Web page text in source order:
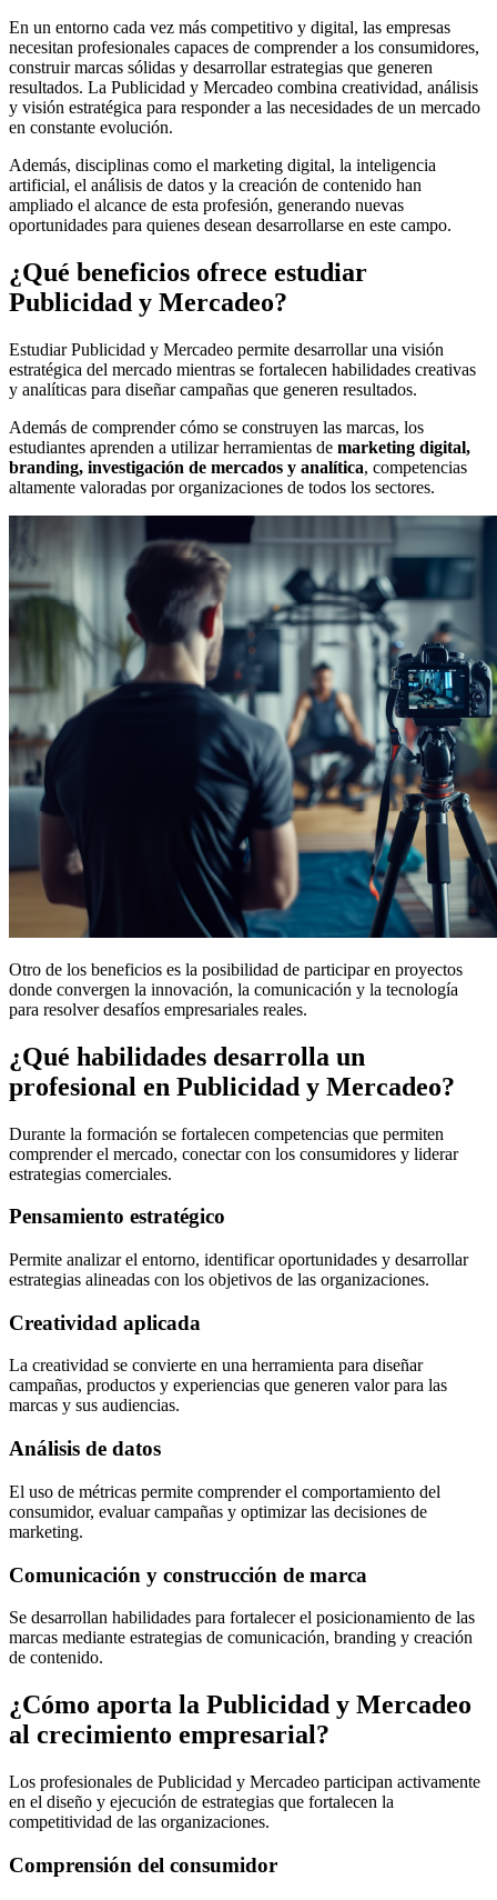
En un entorno cada vez más competitivo y digital, las empresas
necesitan profesionales capaces de comprender a los consumidores,
construir marcas sólidas y desarrollar estrategias que generen
resultados. La Publicidad y Mercadeo combina creatividad, análisis
y visión estratégica para responder a las necesidades de un mercado
en constante evolución.
Además, disciplinas como el marketing digital, la inteligencia
artificial, el análisis de datos y la creación de contenido han
ampliado el alcance de esta profesión, generando nuevas
oportunidades para quienes desean desarrollarse en este campo.
¿Qué beneficios ofrece estudiar
Publicidad y Mercadeo?
Estudiar Publicidad y Mercadeo permite desarrollar una visión
estratégica del mercado mientras se fortalecen habilidades creativas
y analíticas para diseñar campañas que generen resultados.
Además de comprender cómo se construyen las marcas, los
estudiantes aprenden a utilizar herramientas de marketing digital,
branding, investigación de mercados y analítica, competencias
altamente valoradas por organizaciones de todos los sectores.
Otro de los beneficios es la posibilidad de participar en proyectos
donde convergen la innovación, la comunicación y la tecnología
para resolver desafíos empresariales reales.
¿Qué habilidades desarrolla un
profesional en Publicidad y Mercadeo?
Durante la formación se fortalecen competencias que permiten
comprender el mercado, conectar con los consumidores y liderar
estrategias comerciales.
Pensamiento estratégico
Permite analizar el entorno, identificar oportunidades y desarrollar
estrategias alineadas con los objetivos de las organizaciones.
Creatividad aplicada
La creatividad se convierte en una herramienta para diseñar
campañas, productos y experiencias que generen valor para las
marcas y sus audiencias.
Análisis de datos
El uso de métricas permite comprender el comportamiento del
consumidor, evaluar campañas y optimizar las decisiones de
marketing.
Comunicación y construcción de marca
Se desarrollan habilidades para fortalecer el posicionamiento de las
marcas mediante estrategias de comunicación, branding y creación
de contenido.
¿Cómo aporta la Publicidad y Mercadeo
al crecimiento empresarial?
Los profesionales de Publicidad y Mercadeo participan activamente
en el diseño y ejecución de estrategias que fortalecen la
competitividad de las organizaciones.
Comprensión del consumidor